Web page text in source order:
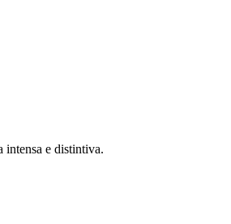
intensa e distintiva.